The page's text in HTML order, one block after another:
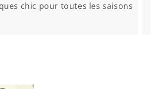
chic pour toutes les saisons